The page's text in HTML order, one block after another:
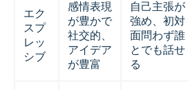
エク
スプ
レッ
シブ
感情表現
が豊かで
社交的、
アイデア
が豊富
自己主張が
強め、初対
面問わず誰
とでも話せ
る